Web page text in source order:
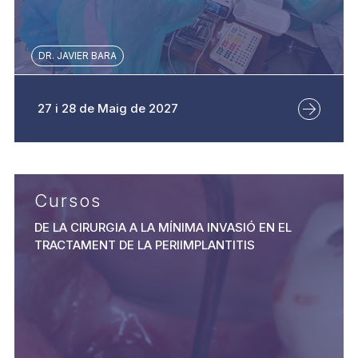
DR. JAVIER BARA
27 i 28 de Maig de 2027
Cursos
DE LA CIRURGIA A LA MÍNIMA INVASIÓ EN EL
TRACTAMENT DE LA PERIIMPLANTITIS